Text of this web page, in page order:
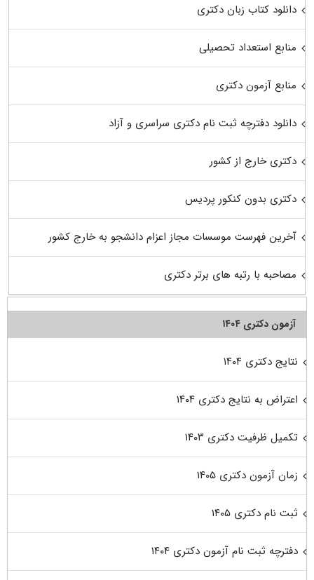
دانلود کتاب زبان دکتری
منابع استعداد تحصیلی
منابع آزمون دکتری
دانلود دفترچه ثبت نام دکتری سراسری و آزاد
دکتری خارج از کشور
دکتری بدون کنکور پردیس
آخرین فهرست موسسات مجاز اعزام دانشجو به خارج کشور
مصاحبه با رتبه های برتر دکتری
آزمون دکتری ۱۴۰۴
نتایج دکتری ۱۴۰۴
اعتراض به نتایج دکتری ۱۴۰۴
تکمیل ظرفیت دکتری ۱۴۰۳
زمان آزمون دکتری ۱۴۰۵
ثبت نام دکتری ۱۴۰۵
دفترچه ثبت نام آزمون دکتری ۱۴۰۴